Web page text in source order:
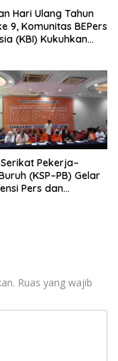
Hari Ulang Tahun
9, Komunitas BEPers
(KBI) Kukuhkan
dan
Organisasi
Berbasis Riset di
Indonesia dan
Pekerja–
(KSP–PB) Gelar
Pers dan
Ruas yang wajib